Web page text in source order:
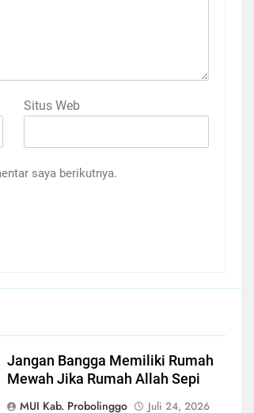
Situs Web
saya berikutnya.
Jangan Bangga Memiliki Rumah
Mewah Jika Rumah Allah Sepi
MUI Kab. Probolinggo
Juli 24, 2026